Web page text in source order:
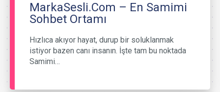
MarkaSesli.Com – En Samimi
Sohbet Ortamı
Hızlıca akıyor hayat, durup bir soluklanmak
istiyor bazen canı insanın. İşte tam bu noktada
Samimi…